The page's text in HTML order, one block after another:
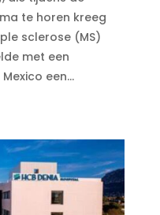
te horen kreeg
sclerose (MS)
met een
een...